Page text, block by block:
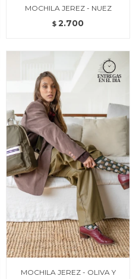
MOCHILA JEREZ - NUEZ
$ 2.700
MOCHILA JEREZ - OLIVA Y